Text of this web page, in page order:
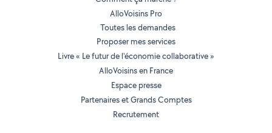
AlloVoisins Pro
Toutes les demandes
Proposer mes services
Livre « Le futur de l'économie collaborative »
AlloVoisins en France
Espace presse
Partenaires et Grands Comptes
Recrutement